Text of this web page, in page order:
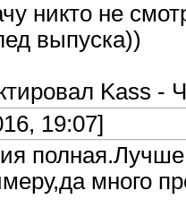
никто не
выпуска))
Kass -
19:07]
много